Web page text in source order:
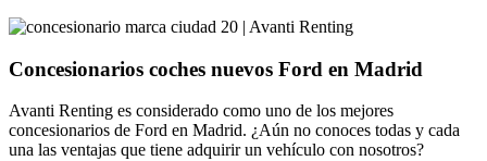
Concesionarios coches nuevos Ford en Madrid
Avanti Renting es considerado como uno de los mejores
concesionarios de Ford en Madrid. ¿Aún no conoces todas y cada
una las ventajas que tiene adquirir un vehículo con nosotros?